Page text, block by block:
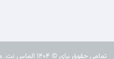
تمامی حقوق برای © 1404 الماس نت. محفوط می باشد.